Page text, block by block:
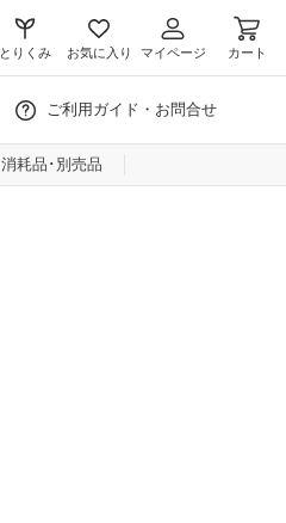
とりくみ お気に入り マイページ カート
ご利用ガイド・お問合せ
消耗品･別売品